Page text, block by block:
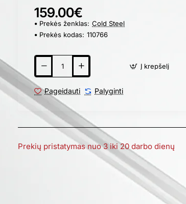
159.00€
Prekės ženklas: Cold Steel
Prekės kodas: 110766
Į krepšelį
Pageidauti Palyginti
Prekių pristatymas nuo 3 iki 20 darbo dienų